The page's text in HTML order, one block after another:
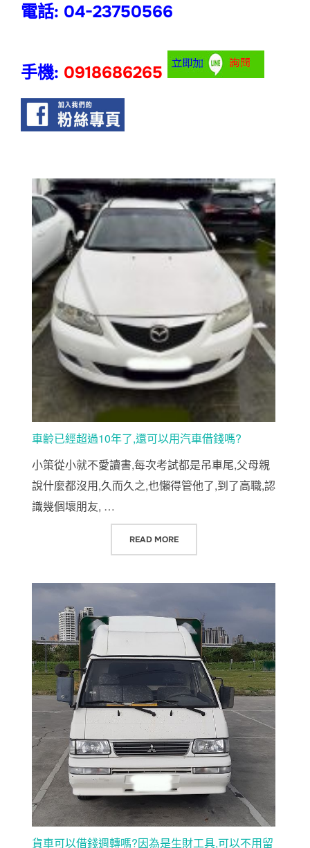
電話: 04-23750566
手機: 0918686265
車齡已經超過10年了,還可以用汽車借錢嗎?
小策從小就不愛讀書,每次考試都是吊車尾,父母親
說什麼都沒用,久而久之,也懶得管他了,到了高職,認
識幾個壞朋友, …
READ MORE“車齡已經超過10年了,還可以用汽
貨車可以借錢週轉嗎?因為是生財工具,可以不用留